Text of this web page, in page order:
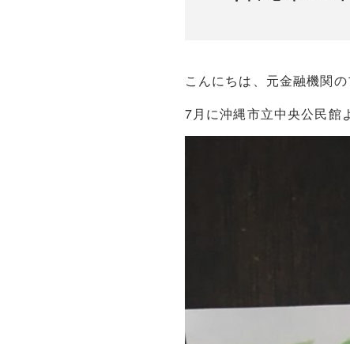
こんにちは、元金融機関
7月に沖縄市立中央公民館